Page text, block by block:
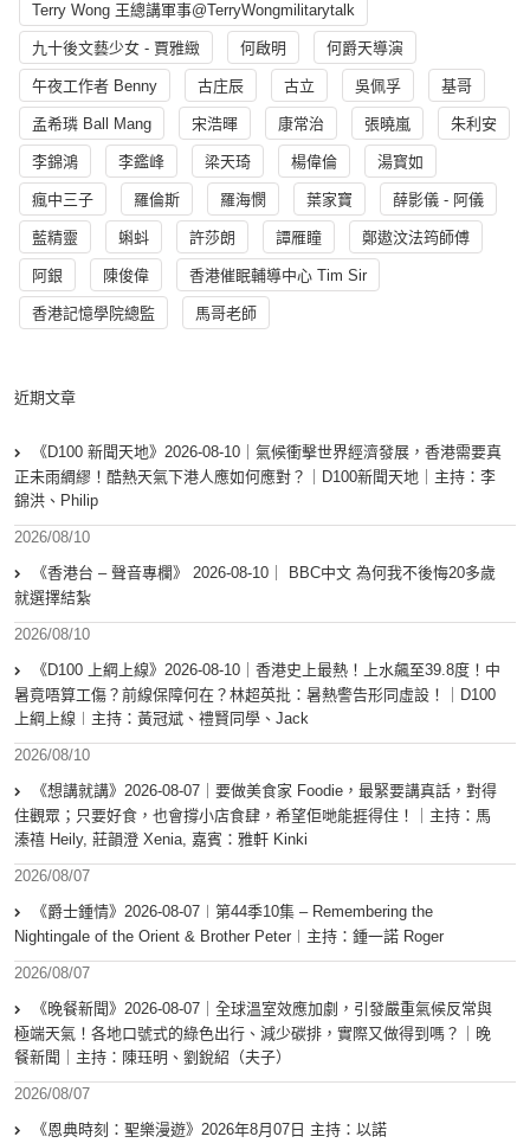
Terry Wong 王總講軍事@TerryWongmilitarytalk
九十後文藝少女 - 賈雅緻 何啟明 何爵天導演
午夜工作者 Benny 古庄辰 古立 吳佩孚 基哥
孟希璘 Ball Mang 宋浩暉 康常治 張曉嵐 朱利安
李錦鴻 李鑑峰 梁天琦 楊偉倫 湯寳如
瘋中三子 羅倫斯 羅海憫 葉家寶 薛影儀 - 阿儀
藍精靈 蝌蚪 許莎朗 譚雁瞳 鄭遨汶法筠師傅
阿銀 陳俊偉 香港催眠輔導中心 Tim Sir
香港記憶學院總監 馬哥老師
近期文章
《D100 新聞天地》2026-08-10｜氣候衝擊世界經濟發展，香港需要真
正未雨綢繆！酷熱天氣下港人應如何應對？｜D100新聞天地｜主持：李
錦洪、Philip
2026/08/10
《香港台 – 聲音專欄》 2026-08-10｜ BBC中文 為何我不後悔20多歲
就選擇結紮
2026/08/10
《D100 上綱上線》2026-08-10｜香港史上最熱！上水飆至39.8度！中
暑竟唔算工傷？前線保障何在？林超英批：暑熱警告形同虛設！｜D100
上綱上線︱主持：黃冠斌、禮賢同學、Jack
2026/08/10
《想講就講》2026-08-07｜要做美食家 Foodie，最緊要講真話，對得
住觀眾；只要好食，也會撐小店食肆，希望佢哋能捱得住！｜主持：馬
溱禧 Heily, 莊韻澄 Xenia, 嘉賓：雅軒 Kinki
2026/08/07
《爵士鍾情》2026-08-07︱第44季10集 – Remembering the
Nightingale of the Orient & Brother Peter︱主持：鍾一諾 Roger
2026/08/07
《晚餐新聞》2026-08-07｜全球溫室效應加劇，引發嚴重氣候反常與
極端天氣！各地口號式的綠色出行、減少碳排，實際又做得到嗎？｜晚
餐新聞｜主持：陳珏明、劉銳紹（夫子）
2026/08/07
《恩典時刻：聖樂漫遊》2026年8月07日 主持：以諾